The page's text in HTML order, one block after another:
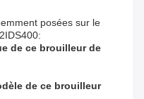
posées sur le
de ce brouilleur de
de ce brouilleur